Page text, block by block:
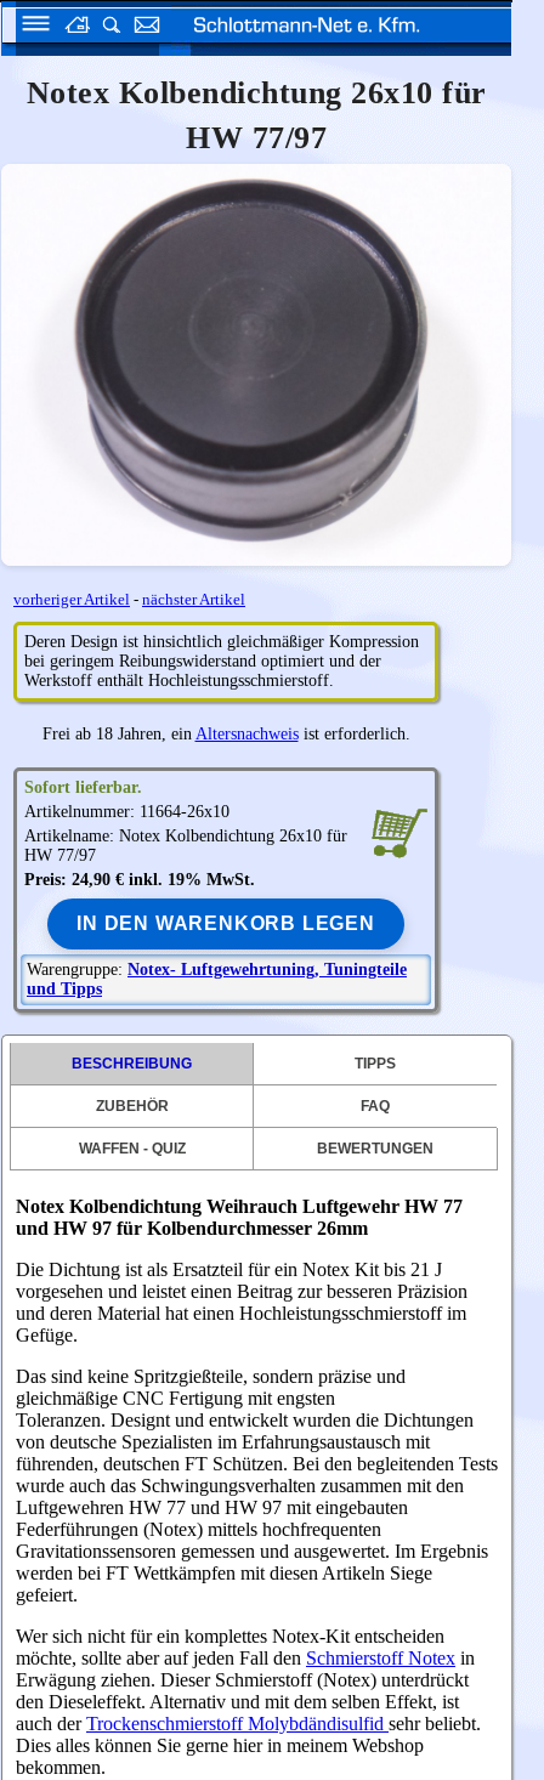
Notex Kolbendichtung 26x10 für
HW 77/97
vorheriger Artikel - nächster Artikel
Deren Design ist hinsichtlich gleichmäßiger Kompression
bei geringem Reibungswiderstand optimiert und der
Werkstoff enthält Hochleistungsschmierstoff.
Frei ab 18 Jahren, ein Altersnachweisist erforderlich.
Sofort lieferbar.
Artikelnummer: 11664-26x10
Artikelname: Notex Kolbendichtung 26x10 für
HW 77/97
Preis: 24,90 € inkl. 19% MwSt.
IN DEN WARENKORB LEGEN
Warengruppe: Notex- Luftgewehrtuning, Tuningteile
und Tipps
BESCHREIBUNG TIPPS
ZUBEHÖR FAQ
WAFFEN - QUIZ BEWERTUNGEN
Notex Kolbendichtung Weihrauch Luftgewehr HW 77
und HW 97 für Kolbendurchmesser 26mm
Die Dichtung ist als Ersatzteil für ein Notex Kit bis 21 J
vorgesehen und leistet einen Beitrag zur besseren Präzision
und deren Material hat einen Hochleistungsschmierstoff im
Gefüge.
Das sind keine Spritzgießteile, sondern präzise und
gleichmäßige CNC Fertigung mit engsten
Toleranzen. Designtund entwickeltwurden die Dichtungen
von deutsche Spezialisten im Erfahrungsaustausch mit
führenden, deutschen FT Schützen. Bei den begleitenden Tests
wurde auch das Schwingungsverhalten zusammen mit den
Luftgewehren HW 77 und HW 97 mit eingebauten
Federführungen (Notex) mittels hochfrequenten
Gravitationssensoren gemessen und ausgewertet. Im Ergebnis
werden bei FT Wettkämpfen mit diesen Artikeln Siege
gefeiert.
Wer sich nicht für ein komplettes Notex-Kit entscheiden
möchte, sollte aber auf jeden Fall den Schmierstoff Notex in
Erwägung ziehen. Dieser Schmierstoff (Notex) unterdrückt
den Dieseleffekt. Alternativ und mit dem selben Effekt, ist
auch derTrockenschmierstoff Molybdändisulfid sehr beliebt.
Dies alles können Sie gerne hier in meinem Webshop
bekommen.